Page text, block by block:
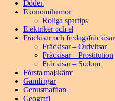
Döden
Ekonomihumor
Roliga spartips
Elektriker och el
Fräckisar och fredagsfräckisar
Fräckisar – Ordvitsar
Fräckisar – Prostitution
Fräckisar – Sodomi
Första majskämt
Gamlingar
Genusmaffian
Geografi